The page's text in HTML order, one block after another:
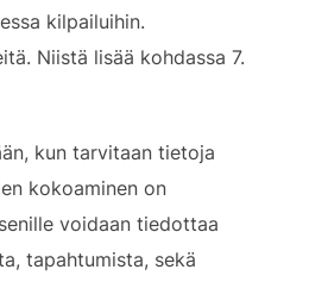
kilpailuihin.
Niistä lisää kohdassa 7.
kun tarvitaan tietoja
kokoaminen on
voidaan tiedottaa
tapahtumista, sekä